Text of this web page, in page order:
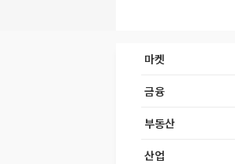
마켓
금융
부동산
산업